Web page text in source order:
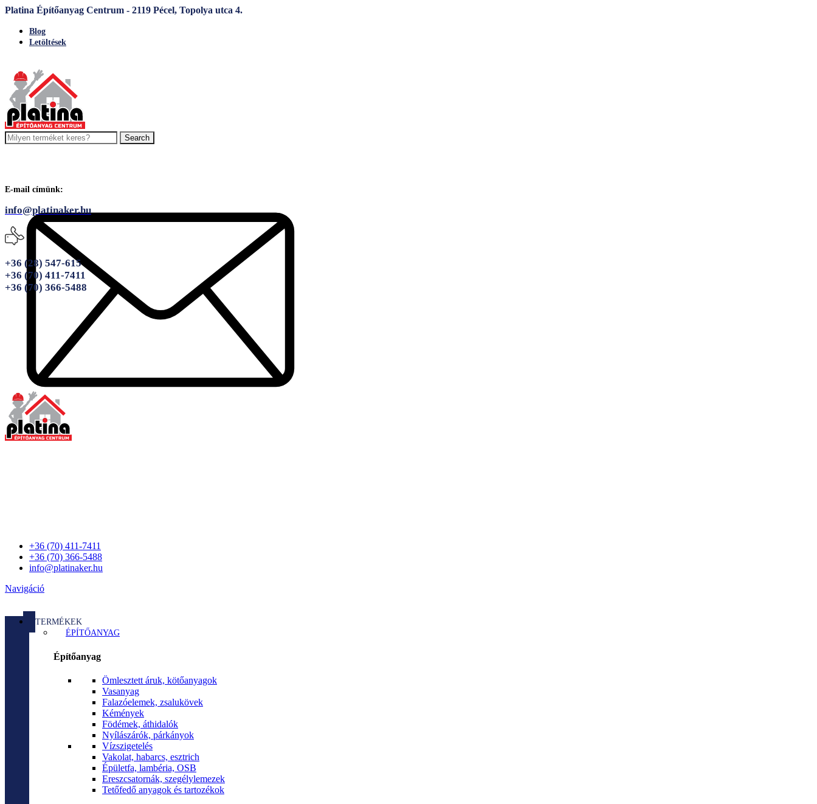
Platina Építőanyag Centrum - 2119 Pécel, Topolya utca 4.
Blog
Letöltések
Search
E-mail címünk:
info@platinaker.hu
+36 (28) 547-615
+36 (70) 411-7411
+36 (70) 366-5488
+36 (70) 411-7411
+36 (70) 366-5488
info@platinaker.hu
Navigáció
TERMÉKEK
ÉPÍTŐANYAG
Építőanyag
Ömlesztett áruk, kötőanyagok
Vasanyag
Falazóelemek, zsalukövek
Kémények
Födémek, áthidalók
Nyílászárók, párkányok
Vízszigetelés
Vakolat, habarcs, esztrich
Épületfa, lambéria, OSB
Ereszcsatornák, szegélylemezek
Tetőfedő anyagok és tartozékok